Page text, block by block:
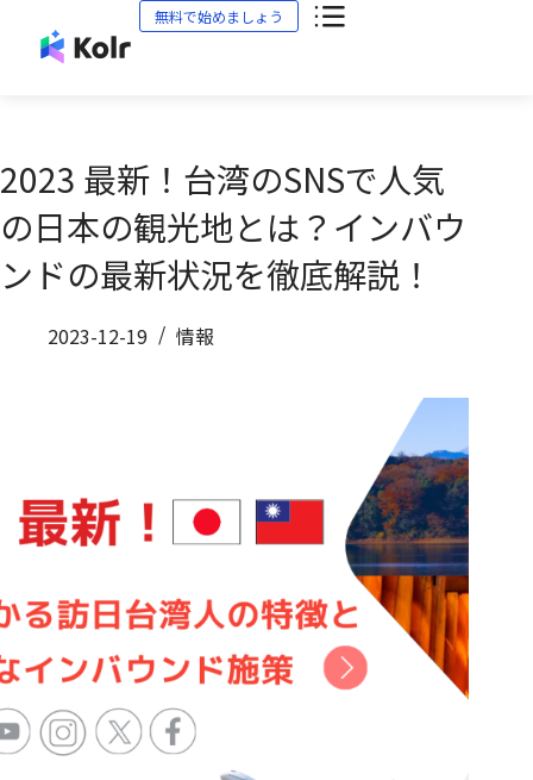
無料で始めましょう
2023 最新！台湾のSNSで人気
の日本の観光地とは？インバウ
ンドの最新状況を徹底解説！
2023-12-19 情報